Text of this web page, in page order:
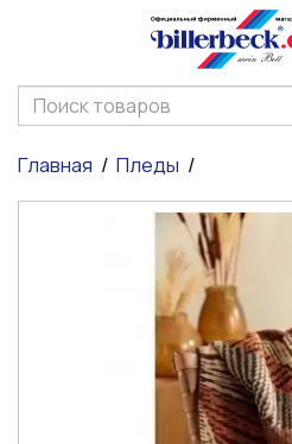
Главная Пледы